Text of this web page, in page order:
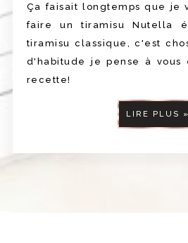
Ça faisait longtemps que je
faire un tiramisu Nutella
tiramisu classique, c'est
d'habitude je pense à
recette!
LIRE PLUS »